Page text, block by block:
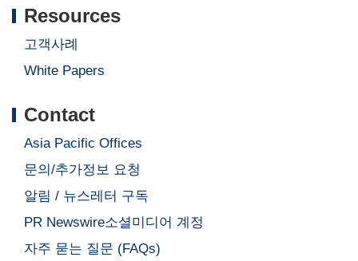
Resources
고객사례
White Papers
Contact
Asia Pacific Offices
문의/추가정보 요청
알림 / 뉴스레터 구독
PR Newswire소셜미디어 계정
자주 묻는 질문 (FAQs)